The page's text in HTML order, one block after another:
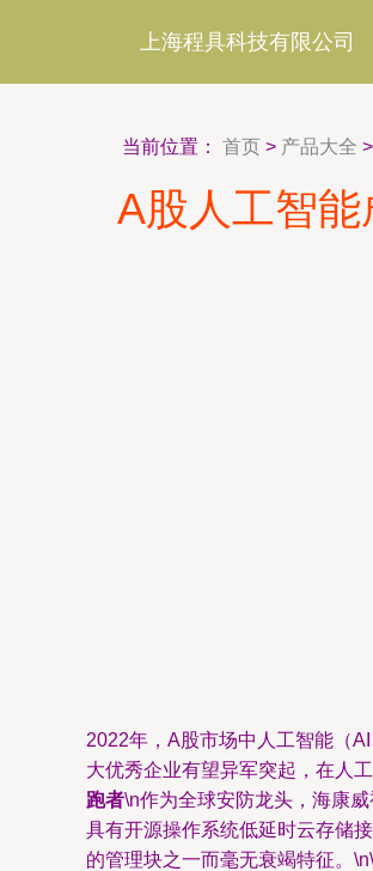
上海程具科技有限公司
当前位置： 首页 > 产品大全 >
A股人工智
2022年，A股市场中人工智能（
大优秀企业有望异军突起，在人
跑者\n作为全球安防龙头，海康
具有开源操作系统低延时云存储
的管理块之一而毫无衰竭特征。